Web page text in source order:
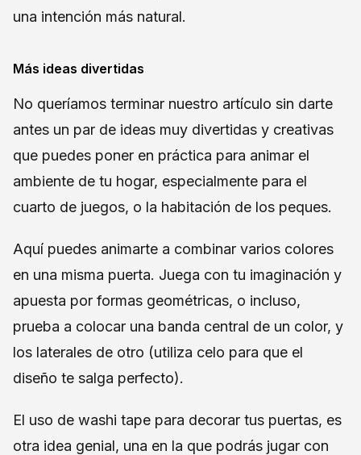
una intención más natural.
Más ideas divertidas
No queríamos terminar nuestro artículo sin darte
antes un par de ideas muy divertidas y creativas
que puedes poner en práctica para animar el
ambiente de tu hogar, especialmente para el
cuarto de juegos, o la habitación de los peques.
Aquí puedes animarte a combinar varios colores
en una misma puerta. Juega con tu imaginación y
apuesta por formas geométricas, o incluso,
prueba a colocar una banda central de un color, y
los laterales de otro (utiliza celo para que el
diseño te salga perfecto).
El uso de washi tape para decorar tus puertas, es
otra idea genial, una en la que podrás jugar con